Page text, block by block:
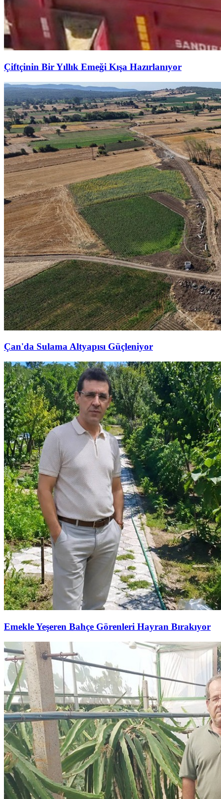
Çiftçinin Bir Yıllık Emeği Kışa Hazırlanıyor
Çan'da Sulama Altyapısı Güçleniyor
Emekle Yeşeren Bahçe Görenleri Hayran Bırakıyor